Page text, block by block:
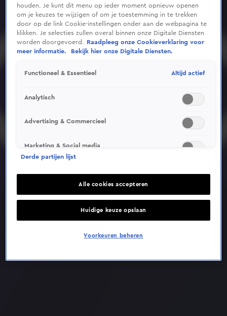
Deze video is niet beschikbaar op je huidige locatie
houden. Je kunt dit menu op ieder moment opnieuw openen
om je keuzes te wijzigen of om je toestemming in te trekken
door op de link Cookie-instellingen onder aan de webpagina te
klikken. Je selecties zullen overal binnen onze Digitale Diensten
worden doorgevoerd.
Raadpleeg onze Cookieverklaring voor
meer informatie.
Bekijk hier onze Digitale Diensten.
Functioneel & Essentieel Altijd actief
Analytisch
Advertising & Commercieel
Marketing & Social media
Derde partijen lijst
Alle cookies accepteren
Huidige keuze opslaan
Voorkeuren beheren